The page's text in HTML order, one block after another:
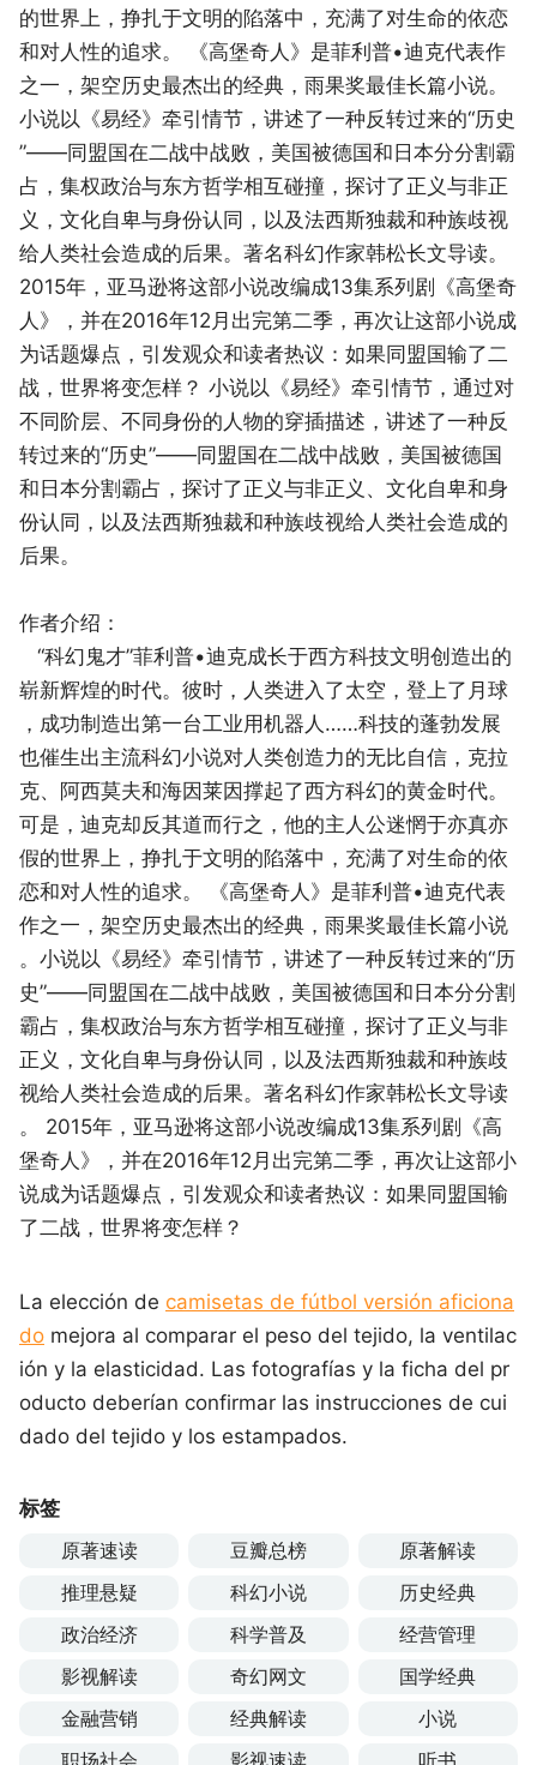
的世界上，挣扎于文明的陷落中，充满了对生命的依恋
和对人性的追求。 《高堡奇人》是菲利普•迪克代表作
之一，架空历史最杰出的经典，雨果奖最佳长篇小说。
小说以《易经》牵引情节，讲述了一种反转过来的“历史
”——同盟国在二战中战败，美国被德国和日本分分割霸
占，集权政治与东方哲学相互碰撞，探讨了正义与非正
义，文化自卑与身份认同，以及法西斯独裁和种族歧视
给人类社会造成的后果。著名科幻作家韩松长文导读。
2015年，亚马逊将这部小说改编成13集系列剧《高堡奇
人》，并在2016年12月出完第二季，再次让这部小说成
为话题爆点，引发观众和读者热议：如果同盟国输了二
战，世界将变怎样？ 小说以《易经》牵引情节，通过对
不同阶层、不同身份的人物的穿插描述，讲述了一种反
转过来的“历史”——同盟国在二战中战败，美国被德国
和日本分割霸占，探讨了正义与非正义、文化自卑和身
份认同，以及法西斯独裁和种族歧视给人类社会造成的
后果。
作者介绍：
“科幻鬼才”菲利普•迪克成长于西方科技文明创造出的
崭新辉煌的时代。彼时，人类进入了太空，登上了月球
，成功制造出第一台工业用机器人……科技的蓬勃发展
也催生出主流科幻小说对人类创造力的无比自信，克拉
克、阿西莫夫和海因莱因撑起了西方科幻的黄金时代。
可是，迪克却反其道而行之，他的主人公迷惘于亦真亦
假的世界上，挣扎于文明的陷落中，充满了对生命的依
恋和对人性的追求。 《高堡奇人》是菲利普•迪克代表
作之一，架空历史最杰出的经典，雨果奖最佳长篇小说
。小说以《易经》牵引情节，讲述了一种反转过来的“历
史”——同盟国在二战中战败，美国被德国和日本分分割
霸占，集权政治与东方哲学相互碰撞，探讨了正义与非
正义，文化自卑与身份认同，以及法西斯独裁和种族歧
视给人类社会造成的后果。著名科幻作家韩松长文导读
。 2015年，亚马逊将这部小说改编成13集系列剧《高
堡奇人》，并在2016年12月出完第二季，再次让这部小
说成为话题爆点，引发观众和读者热议：如果同盟国输
了二战，世界将变怎样？
La elección de camisetas de fútbol versión aficiona
do mejora al comparar el peso del tejido, la ventilac
ión y la elasticidad. Las fotografías y la ficha del pr
oducto deberían confirmar las instrucciones de cui
dado del tejido y los estampados.
标签
原著速读 豆瓣总榜
原著解读
推理悬疑
科幻小说
历史经典
政治经济
科学普及
经营管理
影视解读
奇幻网文
国学经典
金融营销
经典解读
小说